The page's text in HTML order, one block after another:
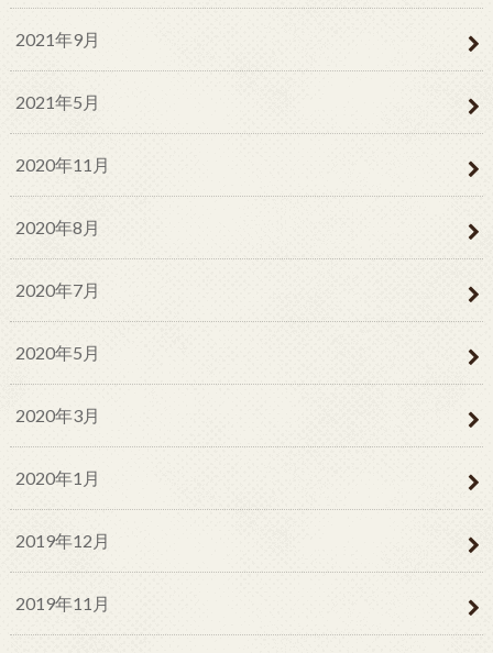
2021年9月
2021年5月
2020年11月
2020年8月
2020年7月
2020年5月
2020年3月
2020年1月
2019年12月
2019年11月